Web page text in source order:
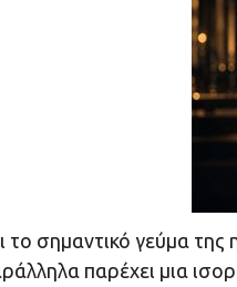
το σημαντικό γεύμα της
παρέχει μια